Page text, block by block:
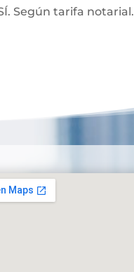
Según tarifa notarial.